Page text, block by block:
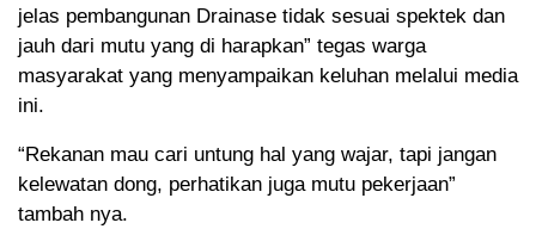
jelas pembangunan Drainase tidak sesuai spektek dan
jauh dari mutu yang di harapkan” tegas warga
masyarakat yang menyampaikan keluhan melalui media
ini.
“Rekanan mau cari untung hal yang wajar, tapi jangan
kelewatan dong, perhatikan juga mutu pekerjaan”
tambah nya.